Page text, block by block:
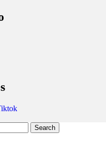
Search